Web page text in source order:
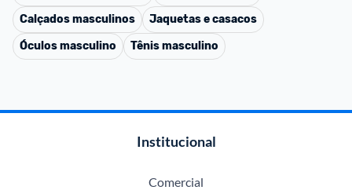
Calçados masculinos
Jaquetas e casacos
Óculos masculino
Tênis masculino
Institucional
Comercial